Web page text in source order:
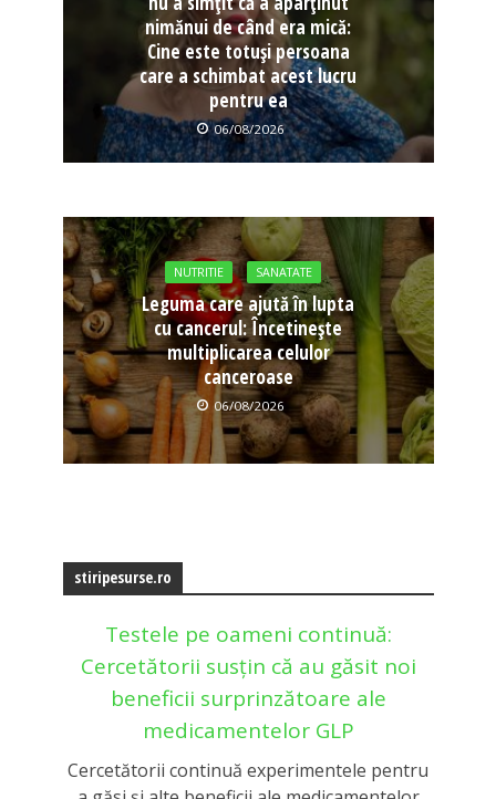
nimănui de când era mică:
Cine este totuși persoana
care a schimbat acest lucru
pentru ea
06/08/2026
NUTRITIE SANATATE
Leguma care ajută în lupta
cu cancerul: Încetinește
multiplicarea celulor
canceroase
06/08/2026
stiripesurse.ro
Testele pe oameni continuă:
Cercetătorii susțin că au găsit noi
beneficii surprinzătoare ale
medicamentelor GLP
Cercetătorii continuă experimentele pentru